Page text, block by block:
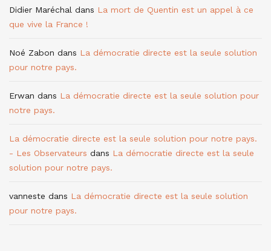
Didier Maréchal dans La mort de Quentin est un appel à ce
que vive la France !
Noé Zabon dans La démocratie directe est la seule solution
pour notre pays.
Erwan dans La démocratie directe est la seule solution pour
notre pays.
La démocratie directe est la seule solution pour notre pays.
- Les Observateurs dans La démocratie directe est la seule
solution pour notre pays.
vanneste dans La démocratie directe est la seule solution
pour notre pays.